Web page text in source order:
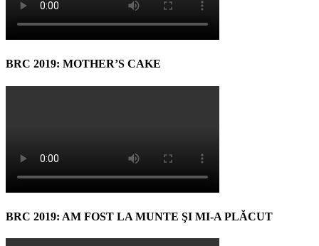
BRC 2019: MOTHER’S CAKE
BRC 2019: AM FOST LA MUNTE ŞI MI-A PLĂCUT